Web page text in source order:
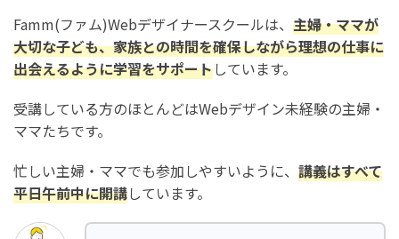
メリット6. デザインソフト約3万円を無料で利用できる
Famm(ファム)Webデザイナースクールのデメリット
デメリット1. 1ヶ月の短期集中型なので受講期間中は忙し
い
デメリット3. 給付金や補助金には対応していない
Famm(ファム)Webデザイナースクール卒業後も稼ぎ続
Famm(ファム)Webデザイナースクールは、 主婦・ママが
大切な子ども、家族との時間を確保しながら理想の仕事に
出会えるように学習をサポートしています。
受講している方のほとんどはWebデザイン未経験の主婦・
ママたちです。
忙しい主婦・ママでも参加しやすいように、 講義はすべて
平日午前中に開講しています。